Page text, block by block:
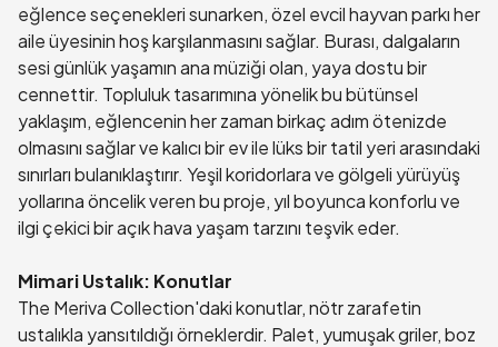
eğlence seçenekleri sunarken, özel evcil hayvan parkı her
aile üyesinin hoş karşılanmasını sağlar. Burası, dalgaların
sesi günlük yaşamın ana müziği olan, yaya dostu bir
cennettir. Topluluk tasarımına yönelik bu bütünsel
yaklaşım, eğlencenin her zaman birkaç adım ötenizde
olmasını sağlar ve kalıcı bir ev ile lüks bir tatil yeri arasındaki
sınırları bulanıklaştırır. Yeşil koridorlara ve gölgeli yürüyüş
yollarına öncelik veren bu proje, yıl boyunca konforlu ve
ilgi çekici bir açık hava yaşam tarzını teşvik eder.
Mimari Ustalık: Konutlar
The Meriva Collection'daki konutlar, nötr zarafetin
ustalıkla yansıtıldığı örneklerdir. Palet, yumuşak griler, boz